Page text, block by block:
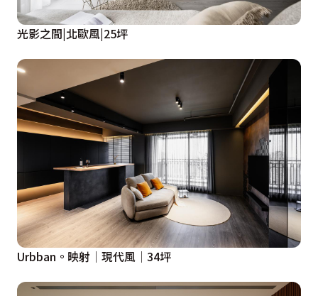
光影之間|北歐風|25坪
Urbban。映射│現代風│34坪